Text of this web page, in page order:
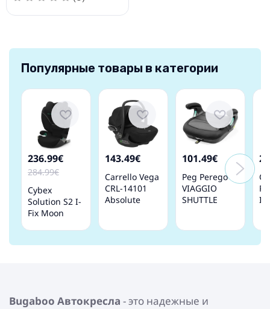
Популярные товары в категории
236.99€
284.99€
Cybex
Solution S2 I-
Fix Moon
15-50 кг
143.49€
Carrello Vega
CRL-14101
Absolute
0-13 кг
101.49€
Peg Perego
VIAGGIO
SHUTTLE
автокресло
Бустер 15-36
0-
Bugaboo Автокресла - это надежные и